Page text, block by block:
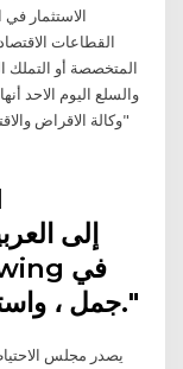
الاستثمار
القطاعات
المتخصصة أو التملك
والسلع اليوم الاحد
"وكالة الاقراض
جمل ، واستمع إلى النطق وتعلم القواعد."
يصدر مجلس